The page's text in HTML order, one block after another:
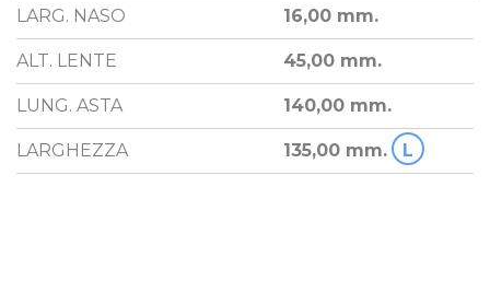
LARG. NASO 16,00 mm.
ALT. LENTE 45,00 mm.
LUNG. ASTA 140,00 mm.
LARGHEZZA 135,00 mm. L